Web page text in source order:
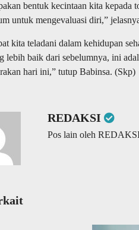
bentuk kecintaan kita kepada
untuk mengevaluasi diri,”
kita teladani dalam kehidupan
lebih baik dari sebelumnya, ini
hari ini,” tutup Babinsa. (Skp)
REDAKSI
Pos lain oleh